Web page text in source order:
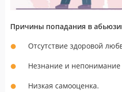
Причины попадания в
Отсутствие здоровой
Незнание и непонимание
Низкая самооценка.